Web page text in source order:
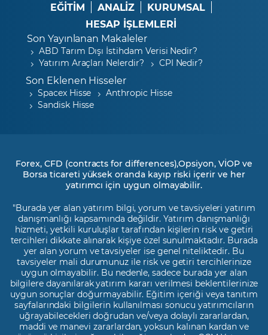
EĞİTİM
ANALİZ
KURUMSAL
HESAP İŞLEMLERİ
Son Yayınlanan Makaleler
ABD Tarım Dışı İstihdam Verisi Nedir?
Yatırım Araçları Nelerdir?
CPI Nedir?
Son Eklenen Hisseler
Spacex Hisse
Anthropic Hisse
Sandisk Hisse
Forex, CFD (contracts for differences),Opsiyon, VİOP ve
Borsa ticareti yüksek oranda kayıp riski içerir ve her
yatırımcı için uygun olmayabilir.
"Burada yer alan yatırım bilgi, yorum ve tavsiyeleri yatırım
danışmanlığı kapsamında değildir. Yatırım danışmanlığı
hizmeti, yetkili kuruluşlar tarafından kişilerin risk ve getiri
tercihleri dikkate alınarak kişiye özel sunulmaktadır. Burada
yer alan yorum ve tavsiyeler ise genel niteliktedir. Bu
tavsiyeler mali durumunuz ile risk ve getiri tercihlerinize
uygun olmayabilir. Bu nedenle, sadece burada yer alan
bilgilere dayanılarak yatırım kararı verilmesi beklentilerinize
uygun sonuçlar doğurmayabilir. Eğitim içeriği veya tanıtım
sayfalarındaki bilgilerin kullanılması sonucu yatırımcıların
uğrayabilecekleri doğrudan ve/veya dolaylı zararlardan,
maddi ve manevi zararlardan, yoksun kalınan kardan ve